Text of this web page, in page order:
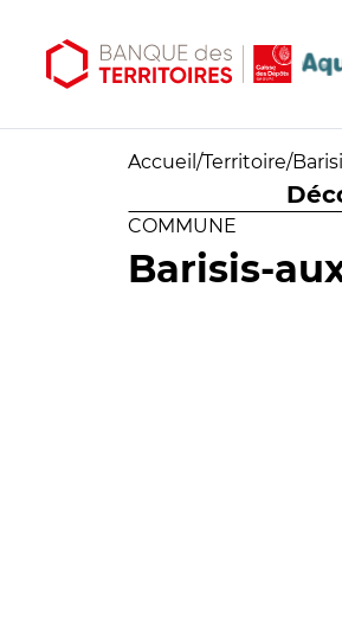
Accueil /Territoire/
COMMUNE
Barisis-